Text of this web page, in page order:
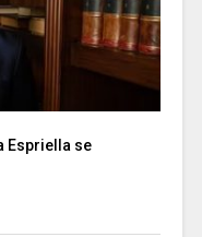
Espriella se